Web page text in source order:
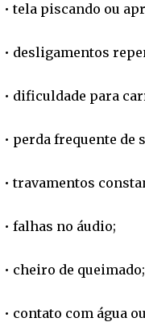
• tela piscando ou
• desligamentos
• dificuldade para
• perda frequente de
• travamentos
• falhas no áudio;
• cheiro de queimado;
• contato com água